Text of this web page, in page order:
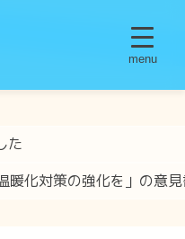
menu
た
暖化対策の強化を」の意